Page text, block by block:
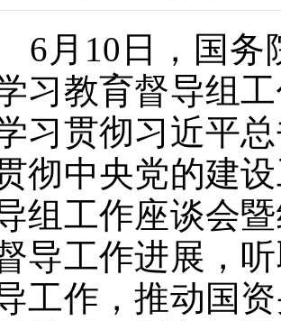
10日，国务
习教育督导组
习贯彻习近平
彻中央党的建
组工作座谈会
导工作进展，
工作，推动国